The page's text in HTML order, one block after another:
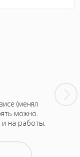
(менял
можно.
на работы.
Была